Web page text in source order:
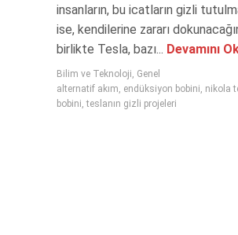
insanların, bu icatların gizli
ise, kendilerine zararı
birlikte Tesla, bazı... Devamını
Bilim ve Teknoloji, Genel
alternatif akım, endüksiyon bobini, nikola
bobini,teslanın gizli projeleri